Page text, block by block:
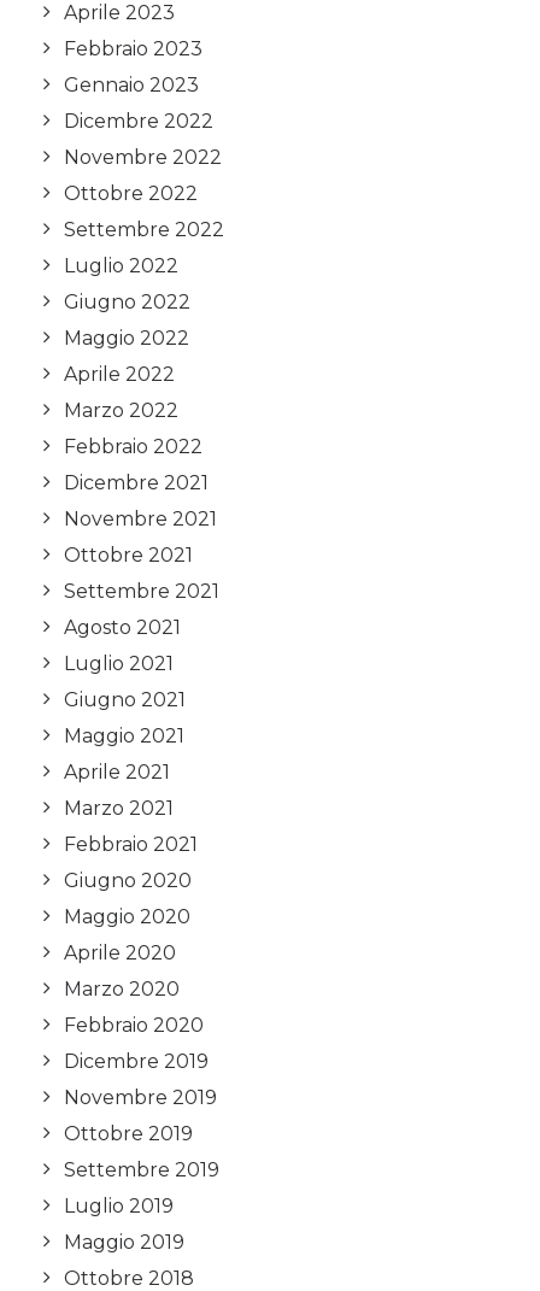
Aprile 2023
Febbraio 2023
Gennaio 2023
Dicembre 2022
Novembre 2022
Ottobre 2022
Settembre 2022
Luglio 2022
Giugno 2022
Maggio 2022
Aprile 2022
Marzo 2022
Febbraio 2022
Dicembre 2021
Novembre 2021
Ottobre 2021
Settembre 2021
Agosto 2021
Luglio 2021
Giugno 2021
Maggio 2021
Aprile 2021
Marzo 2021
Febbraio 2021
Giugno 2020
Maggio 2020
Aprile 2020
Marzo 2020
Febbraio 2020
Dicembre 2019
Novembre 2019
Ottobre 2019
Settembre 2019
Luglio 2019
Maggio 2019
Ottobre 2018